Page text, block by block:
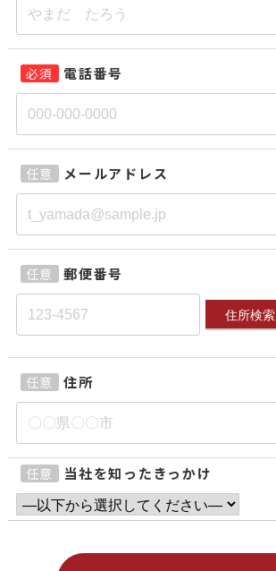
必須 電話番号
任意 メールアドレス
任意 郵便番号
住所検索
任意 住所
任意 当社を知ったきっかけ